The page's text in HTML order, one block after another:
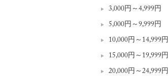
3,000円～4,999円
5,000円～9,999円
10,000円～14,999円
15,000円～19,999円
20,000円～24,999円